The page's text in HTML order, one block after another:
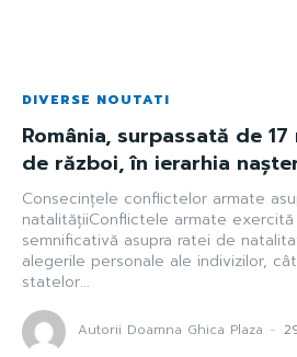
DIVERSE NOUTATI
România, surpassată de
de război, în ierarhia
Consecințele conflictelor armate
natalitățiiConflictele armate
semnificativă asupra ratei de
alegerile personale ale indivizilor,
statelor...
Autorii Doamna Ghica Plaza -